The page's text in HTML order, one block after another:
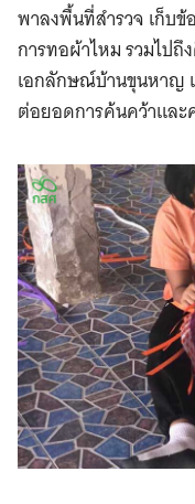
พาลงพื้นที่สำรวจ เก็บ
การทอผ้าไหม รวมไปถึ
เอกลักษณ์บ้านขุนหาญ
ต่อยอดการค้นคว้าและ